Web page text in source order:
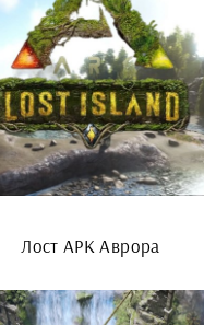
Лост АРК Аврора